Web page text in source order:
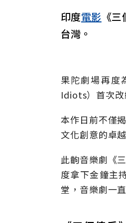
印度電影 《
台灣。
果陀劇場再度
Idiots）首次改
本作日前不僅
文化創意的卓
此齣音樂劇《
度拿下金鐘主
堂，音樂劇一